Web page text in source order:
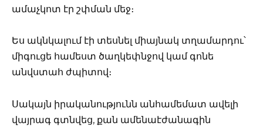
ամաչկոտ էր շփման մեջ։
Ես ակնկալում էի տեսնել միայնակ տղամարդու՝
միգուցե համեստ ծաղկեփնջով կամ գոնե
անվստահ ժպիտով։
Սակայն իրականությունն անհամեմատ ավելի
վայրագ գտնվեց, քան ամենաէժանագին